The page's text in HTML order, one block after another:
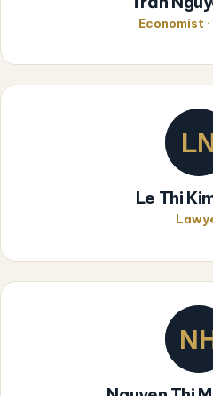
Economist
Le Thi